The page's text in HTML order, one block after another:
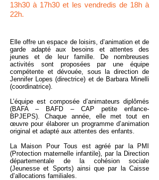
13h30 à 17h30 et les vendredis de 18h à
22h.
Elle offre un espace de loisirs, d’animation et de
garde adapté aux besoins et attentes des
jeunes et de leur famille. De nombreuses
activités sont proposées par une équipe
compétente et dévouée, sous la direction de
Jennifer Lopes (directrice) et de Barbara Minelli
(coordinatrice).
L’équipe est composée d’animateurs diplômés
(BAFA – BAFD – CAP petite enfance-
BPJEPS). Chaque année, elle met tout en
œuvre pour élaborer un programme d’animation
original et adapté aux attentes des enfants.
La Maison Pour Tous est agréé par la PMI
(Protection maternelle infantile), par la Direction
départementale de la cohésion sociale
(Jeunesse et Sports) ainsi que par la Caisse
d’allocations familiales.